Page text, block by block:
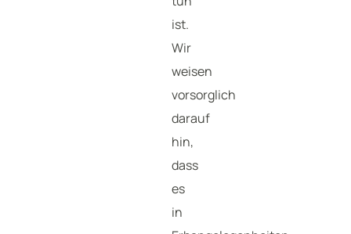
ist.
Wir
weisen
vorsorglich
darauf
hin,
dass
es
in